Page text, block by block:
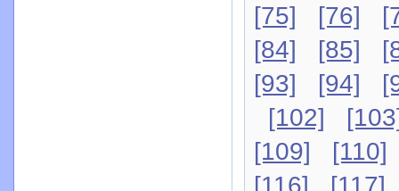
[75]
[76]
[84]
[85]
[93]
[94]
[102]
[109]
[110]
[116]
[117]